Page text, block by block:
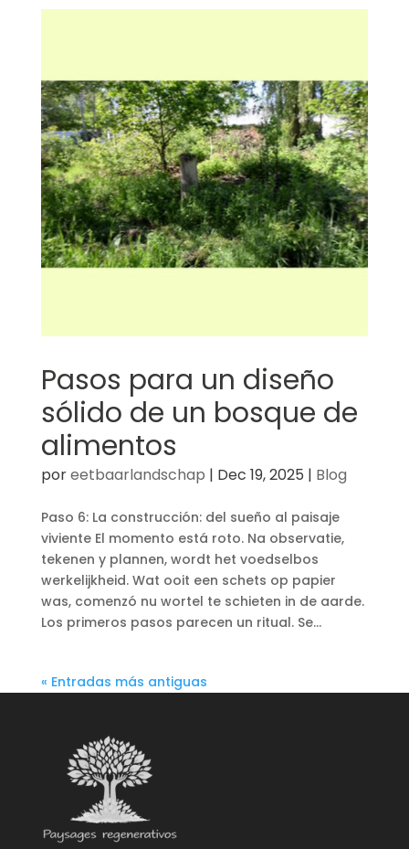
Pasos para un diseño
sólido de un bosque de
alimentos
poreetbaarlandschap | Dec 19, 2025 | Blog
Paso 6: La construcción: del sueño al paisaje
viviente El momento está roto. Na observatie,
tekenen y plannen, wordt het voedselbos
werkelijkheid. Wat ooit een schets op papier
was, comenzó nu wortel te schieten in de aarde.
Los primeros pasos parecen un ritual. Se...
« Entradas más antiguas